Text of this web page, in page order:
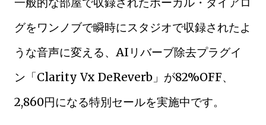
グをワンノブで瞬時にスタジオで収録されたよ
うな音声に変える、AIリバーブ除去プラグイ
ン「Clarity Vx DeReverb」が82%OFF、
2,860円になる特別セールを実施中です。